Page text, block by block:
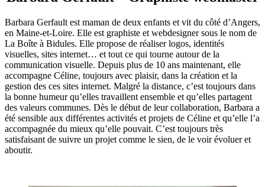
Barbara Gerfault est maman de deux enfants et vit du côté d’Angers,
en Maine-et-Loire. Elle est graphiste et webdesigner sous le nom de
La Boîte à Bidules. Elle propose de réaliser logos, identités
visuelles, sites internet… et tout ce qui tourne autour de la
communication visuelle. Depuis plus de 10 ans maintenant, elle
accompagne Céline, toujours avec plaisir, dans la création et la
gestion des ces sites internet. Malgré la distance, c’est toujours dans
la bonne humeur qu’elles travaillent ensemble et qu’elles partagent
des valeurs communes. Dès le début de leur collaboration, Barbara a
été sensible aux différentes activités et projets de Céline et qu’elle l’a
accompagnée du mieux qu’elle pouvait. C’est toujours très
satisfaisant de suivre un projet comme le sien, de le voir évoluer et
aboutir.